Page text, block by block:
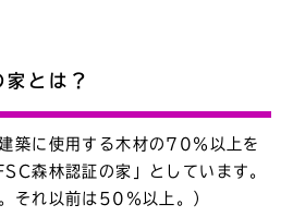
とは？
築に使用する木材の70％以上を
森林認証の家」としています。
それ以前は50％以上。）